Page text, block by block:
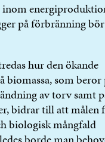
inom
på förbränning bör
hur den ökande
biomassa, som beror
av torv samt
bidrar till att målen
biologisk mångfald